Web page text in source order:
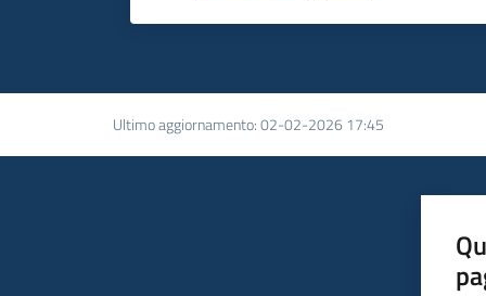
Ultimo aggiornamento:02-02-2026 17:45